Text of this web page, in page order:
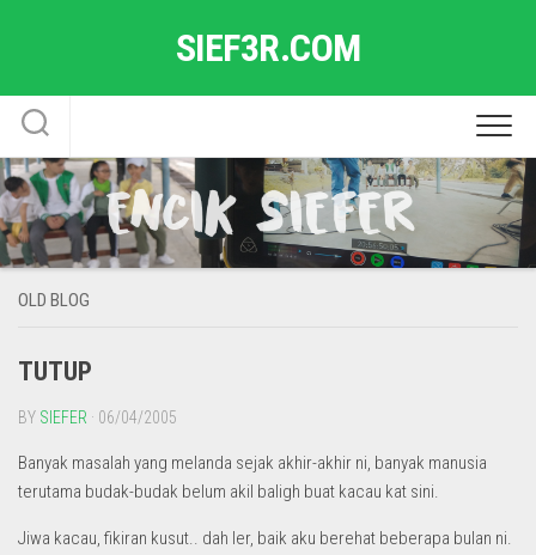
SIEF3R.COM
OLD BLOG
TUTUP
BY SIEFER · 06/04/2005
Banyak masalah yang melanda sejak akhir-akhir ni, banyak manusia
terutama budak-budak belum akil baligh buat kacau kat sini.
Jiwa kacau, fikiran kusut.. dah ler, baik aku berehat beberapa bulan ni.